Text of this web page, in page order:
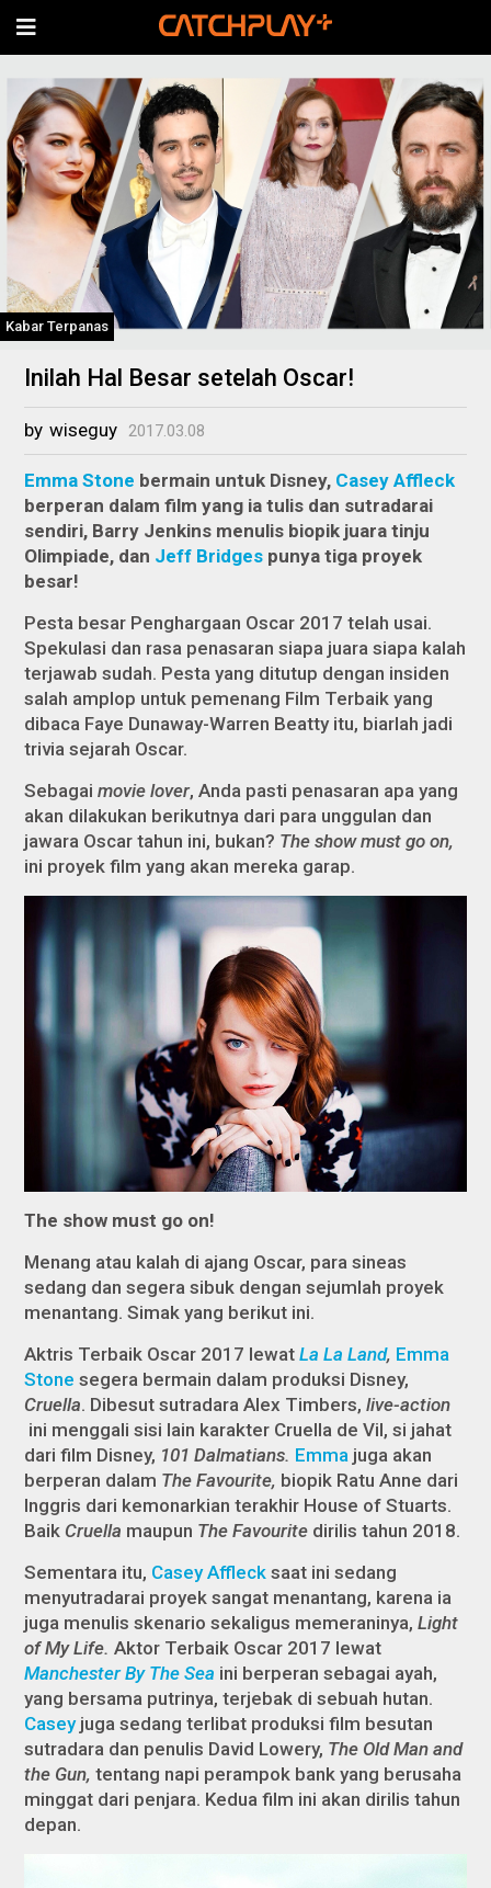
Kabar Terpanas
Inilah Hal Besar setelah Oscar!
by wiseguy 2017.03.08
Emma Stone bermain untuk Disney, Casey Affleck
berperan dalam film yang ia tulis dan sutradarai
sendiri, Barry Jenkins menulis biopik juara tinju
Olimpiade, dan Jeff Bridges punya tiga proyek
besar!
Pesta besar Penghargaan Oscar 2017 telah usai.
Spekulasi dan rasa penasaran siapa juara siapa kalah
terjawab sudah. Pesta yang ditutup dengan insiden
salah amplop untuk pemenang Film Terbaik yang
dibaca Faye Dunaway-Warren Beatty itu, biarlah jadi
trivia sejarah Oscar.
Sebagaimovie lover, Anda pasti penasaran apa yang
akan dilakukan berikutnya dari para unggulan dan
jawara Oscar tahun ini, bukan? The show must go on,
ini proyek film yang akan mereka garap.
The show must go on!
Menang atau kalah di ajang Oscar, para sineas
sedang dan segera sibuk dengan sejumlah proyek
menantang. Simak yang berikut ini.
Aktris Terbaik Oscar 2017 lewatLa La Land, Emma
Stone segera bermain dalam produksi Disney,
Cruella. Dibesut sutradara Alex Timbers,live-action
ini menggali sisi lain karakter Cruella de Vil, si jahat
dari film Disney, 101 Dalmatians. Emma juga akan
berperan dalam The Favourite, biopik Ratu Anne dari
Inggris dari kemonarkian terakhir House of Stuarts.
Baik Cruella maupun The Favourite dirilis tahun 2018.
Sementara itu, Casey Affleck saat ini sedang
menyutradarai proyek sangat menantang, karena ia
juga menulis skenario sekaligus memeraninya,Light
of My Life.Aktor Terbaik Oscar 2017 lewat
Manchester By The Sea ini berperan sebagai ayah,
yang bersama putrinya, terjebak di sebuah hutan.
Caseyjuga sedang terlibat produksi film besutan
sutradara dan penulis David Lowery, The Old Man and
the Gun,tentang napi perampok bank yang berusaha
minggat dari penjara. Kedua film ini akan dirilis tahun
depan.